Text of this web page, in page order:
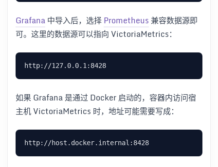
Grafana中导入后，选择Prometheus兼容数据源即
可。这里的数据源可以指向 VictoriaMetrics：
如果 Grafana 是通过 Docker 启动的，容器内访问宿
主机 VictoriaMetrics 时，地址可能需要写成：